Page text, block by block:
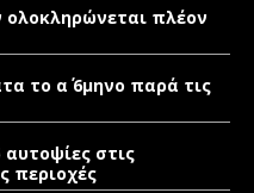
ολοκληρώνεται πλέον
το α΄ 6μηνο παρά τις
στις
περιοχές